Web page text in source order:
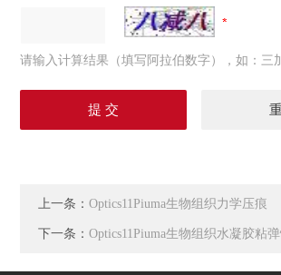
请输入计算结果（填写阿拉伯数字），如：三
上一条：Optics11Piuma生物组织力学压痕
下一条：Optics11Piuma生物组织水凝胶粘